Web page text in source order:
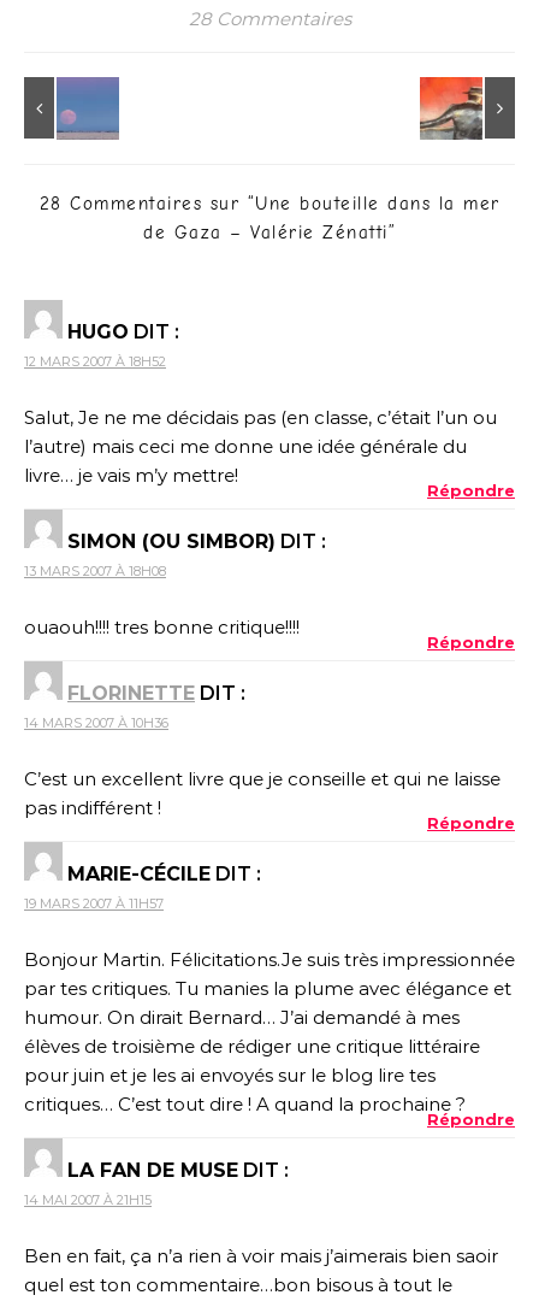
28 Commentaires
28 Commentaires sur “Une bouteille dans la mer
de Gaza – Valérie Zénatti”
HUGO DIT :
12 MARS 2007 À 18H52
Salut, Je ne me décidais pas (en classe, c’était l’un ou
l’autre) mais ceci me donne une idée générale du
livre… je vais m’y mettre!
Répondre
SIMON (OU SIMBOR) DIT :
13 MARS 2007 À 18H08
ouaouh!!!! tres bonne critique!!!!
Répondre
FLORINETTE DIT :
14 MARS 2007 À 10H36
C’est un excellent livre que je conseille et qui ne laisse
pas indifférent !
Répondre
MARIE-CÉCILE DIT :
19 MARS 2007 À 11H57
Bonjour Martin. Félicitations.Je suis très impressionnée
par tes critiques. Tu manies la plume avec élégance et
humour. On dirait Bernard… J’ai demandé à mes
élèves de troisième de rédiger une critique littéraire
pour juin et je les ai envoyés sur le blog lire tes
critiques… C’est tout dire ! A quand la prochaine ?
Répondre
LA FAN DE MUSE DIT :
14 MAI 2007 À 21H15
Ben en fait, ça n’a rien à voir mais j’aimerais bien saoir
quel est ton commentaire…bon bisous à tout le